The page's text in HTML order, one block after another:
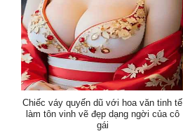
Chiếc váy quyến dũ với hoa văn tinh tế
làm tôn vinh vẽ đẹp dạng ngời của cô
gái